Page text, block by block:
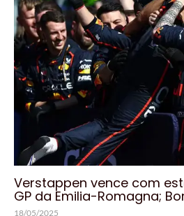
Verstappen vence com
GP da Emilia-Romagna;
18/05/2025